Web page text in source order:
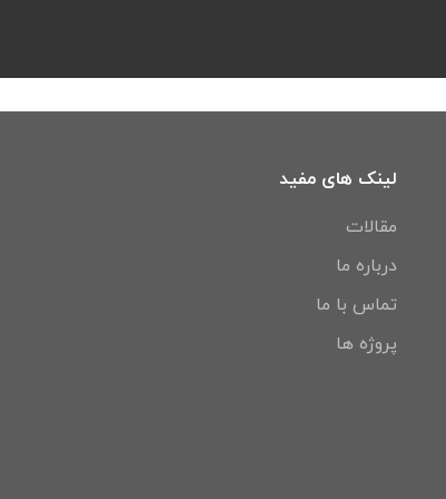
لینک های مفید
مقالات
درباره ما
تماس با ما
پروژه ها